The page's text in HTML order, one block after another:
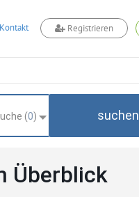
Kontakt Registrieren
(0) suchen
Überblick